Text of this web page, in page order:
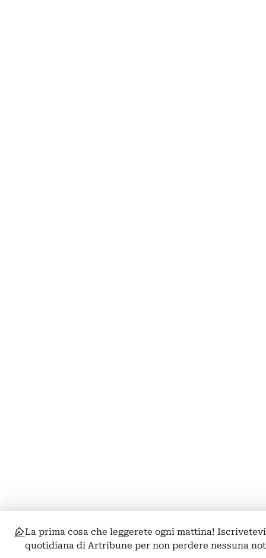
La prima cosa che leggerete ogni mattina!
quotidiana di Artribune per non perdere nessuna